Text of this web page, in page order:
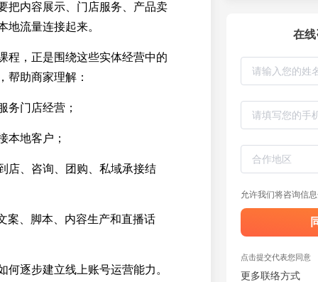
把内容展示、门店服务、产品卖
地流量连接起来。
程，正是围绕这些实体经营中的
帮助商家理解：
务门店经营；
本地客户；
店、咨询、团购、私域承接结
案、脚本、内容生产和直播话
何逐步建立线上账号运营能力。
在
允许我们将咨询信
点击提交代表您同意
更多联络方式